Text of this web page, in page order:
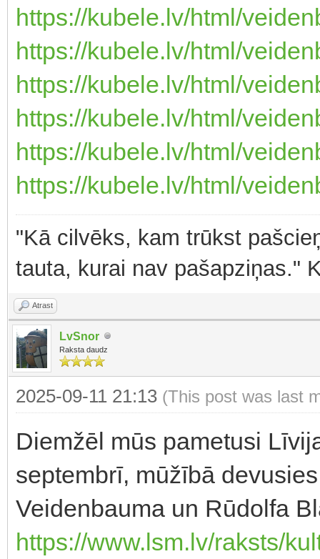
https://kubele.lv/html/
https://kubele.lv/html/
https://kubele.lv/html/
https://kubele.lv/html/
https://kubele.lv/html/
https://kubele.lv/html/
"Kā cilvēks, kam trūkst
tauta, kurai nav pašapziņas."
Atrast
LvSnor
Raksta daudz
2025-09-11 21:13 (This post was last
Diemžēl mūs pametusi
septembrī, mūžībā
Veidenbauma un Rūdolfa
https://www.lsm.lv/raksts/